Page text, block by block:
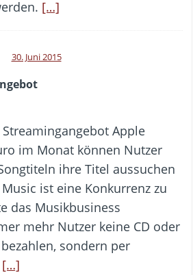
[…]
30. Juni 2015
Apple
im Monat können Nutzer
ihre Titel aussuchen
ist eine Konkurrenz zu
das Musikbusiness
mehr Nutzer keine CD oder
sondern per
[…]